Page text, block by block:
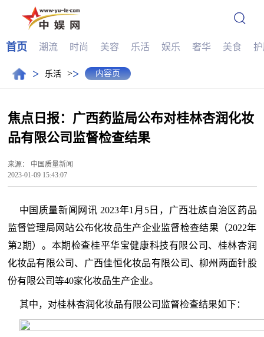
首页 潮流 时尚 美容 乐活 娱乐 奢华 美食
> 乐活 >> 内容页
焦点日报：广西药监局公布对桂林杏润化妆
品有限公司监督检查结果
来源：
中国质量新闻
2023-01-09 15:43:07
中国质量新闻网讯 2023年1月5日，广西壮族自治区药品
监督管理局网站公布化妆品生产企业监督检查结果（2022年
第2期）。本期检查桂平华宝健康科技有限公司、桂林杏润
化妆品有限公司、广西佳恒化妆品有限公司、柳州两面针股
份有限公司等40家化妆品生产企业。
其中，对桂林杏润化妆品有限公司监督检查结果如下：